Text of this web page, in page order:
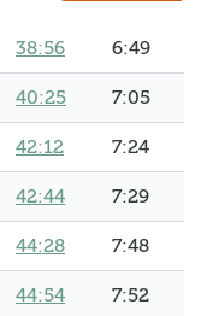
38:56 6:49
40:25 7:05
42:12 7:24
42:44 7:29
44:28 7:48
44:54 7:52